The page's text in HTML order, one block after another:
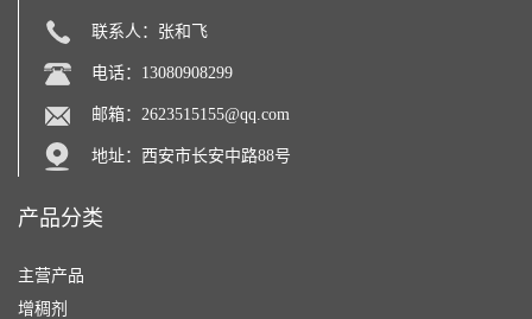
联系人：张和飞
电话：13080908299
邮箱： 2623515155@qq.com
地址：西安市长安中路88号
产品分类
主营产品
增稠剂